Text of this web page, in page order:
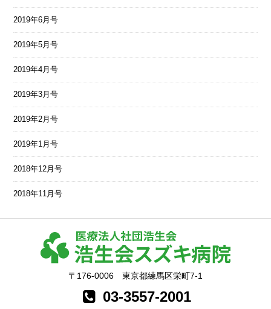
2019年6月号
2019年5月号
2019年4月号
2019年3月号
2019年2月号
2019年1月号
2018年12月号
2018年11月号
〒176-0006 東京都練馬区栄町7-1
03-3557-2001